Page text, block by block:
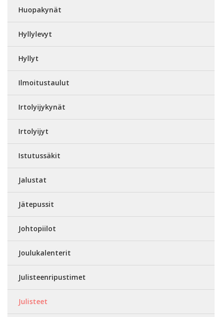
Huopakynät
Hyllylevyt
Hyllyt
Ilmoitustaulut
Irtolyijykynät
Irtolyijyt
Istutussäkit
Jalustat
Jätepussit
Johtopiilot
Joulukalenterit
Julisteenripustimet
Julisteet